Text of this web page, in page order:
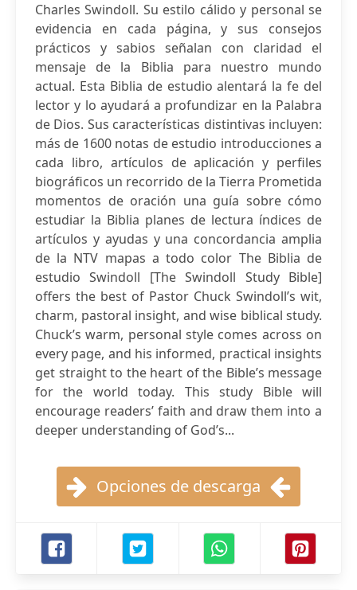
Charles Swindoll. Su estilo cálido y personal se
evidencia en cada página, y sus consejos
prácticos y sabios señalan con claridad el
mensaje de la Biblia para nuestro mundo
actual. Esta Biblia de estudio alentará la fe del
lector y lo ayudará a profundizar en la Palabra
de Dios. Sus características distintivas incluyen:
más de 1600 notas de estudio introducciones a
cada libro, artículos de aplicación y perfiles
biográficos un recorrido de la Tierra Prometida
momentos de oración una guía sobre cómo
estudiar la Biblia planes de lectura índices de
artículos y ayudas y una concordancia amplia
de la NTV mapas a todo color The Biblia de
estudio Swindoll [The Swindoll Study Bible]
offers the best of Pastor Chuck Swindoll’s wit,
charm, pastoral insight, and wise biblical study.
Chuck’s warm, personal style comes across on
every page, and his informed, practical insights
get straight to the heart of the Bible’s message
for the world today. This study Bible will
encourage readers’ faith and draw them into a
deeper understanding of God’s...
Opciones de descarga